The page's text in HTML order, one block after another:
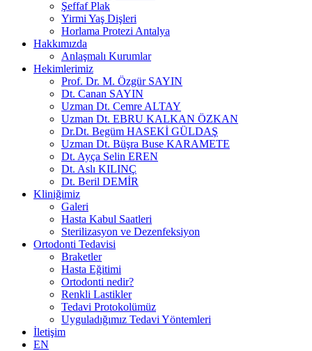
Şeffaf Plak
Yirmi Yaş Dişleri
Horlama Protezi Antalya
Hakkımızda
Anlaşmalı Kurumlar
Hekimlerimiz
Prof. Dr. M. Özgür SAYIN
Dt. Canan SAYIN
Uzman Dt. Cemre ALTAY
Uzman Dt. EBRU KALKAN ÖZKAN
Dr.Dt. Begüm HASEKİ GÜLDAŞ
Uzman Dt. Büşra Buse KARAMETE
Dt. Ayça Selin EREN
Dt. Aslı KILINÇ
Dt. Beril DEMİR
Kliniğimiz
Galeri
Hasta Kabul Saatleri
Sterilizasyon ve Dezenfeksiyon
Ortodonti Tedavisi
Braketler
Hasta Eğitimi
Ortodonti nedir?
Renkli Lastikler
Tedavi Protokolümüz
Uyguladığımız Tedavi Yöntemleri
İletişim
EN